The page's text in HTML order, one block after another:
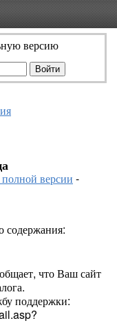
версию
версии -
что Ваш сайт
поддержки: